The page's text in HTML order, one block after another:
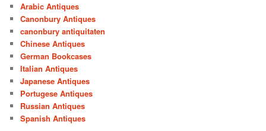
Arabic Antiques
Canonbury Antiques
canonbury antiquitaten
Chinese Antiques
German Bookcases
Italian Antiques
Japanese Antiques
Portugese Antiques
Russian Antiques
Spanish Antiques